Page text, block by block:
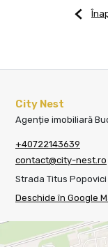
City Nest
Agenție imobiliară
+40722143639
contact@city-nest.ro
Strada Titus Popovici
Deschide în Google